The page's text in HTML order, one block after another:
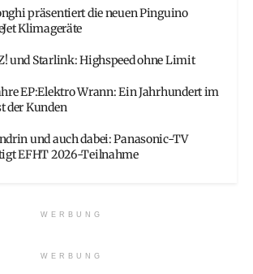
präsentiert die neuen Pinguino
Klimageräte
und Starlink: Highspeed ohne Limit
EP:Elektro Wrann: Ein Jahrhundert im
der Kunden
und auch dabei: Panasonic-TV
EFHT 2026-Teilnahme
WERBUNG
WERBUNG